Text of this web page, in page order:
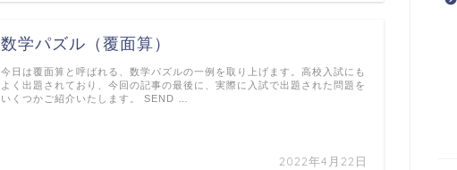
数学パズル（覆面算）
2022年4月22日
今日は覆面算と呼ばれる、数学パズルの一例を取り上げます。高校入試にも
よく出題されており、今回の記事の最後に、実際に入試で出題された問題を
いくつかご紹介いたします。 SEND …